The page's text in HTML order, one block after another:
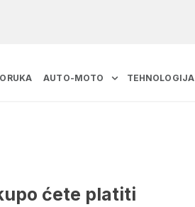
AUTO-MOTO TEHNOLOGIJA
ćete platiti